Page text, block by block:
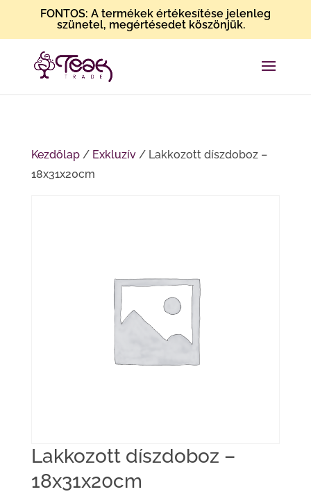
FONTOS: A termékek értékesítése jelenleg
szünetel, megértésedet köszönjük.
Kezdőlap/ Exkluzív/ Lakkozott díszdoboz –
18x31x20cm
Lakkozott díszdoboz –
18x31x20cm